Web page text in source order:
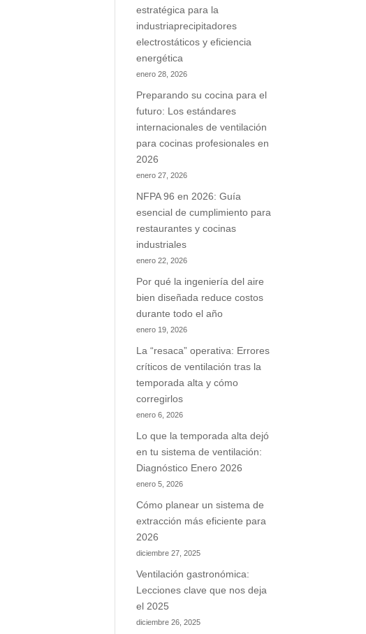
estratégica para la
industriaprecipitadores
electrostáticos y eficiencia
energética
enero 28, 2026
Preparando su cocina para el
futuro: Los estándares
internacionales de ventilación
para cocinas profesionales en
2026
enero 27, 2026
NFPA 96 en 2026: Guía
esencial de cumplimiento para
restaurantes y cocinas
industriales
enero 22, 2026
Por qué la ingeniería del aire
bien diseñada reduce costos
durante todo el año
enero 19, 2026
La “resaca” operativa: Errores
críticos de ventilación tras la
temporada alta y cómo
corregirlos
enero 6, 2026
Lo que la temporada alta dejó
en tu sistema de ventilación:
Diagnóstico Enero 2026
enero 5, 2026
Cómo planear un sistema de
extracción más eficiente para
2026
diciembre 27, 2025
Ventilación gastronómica:
Lecciones clave que nos deja
el 2025
diciembre 26, 2025